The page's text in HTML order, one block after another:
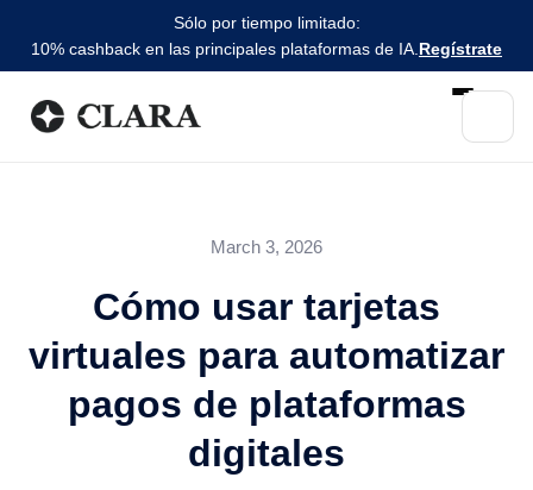
Sólo por tiempo limitado:
10% cashback en las principales plataformas de IA. Regístrate
March 3, 2026
Cómo usar tarjetas
virtuales para automatizar
pagos de plataformas
digitales